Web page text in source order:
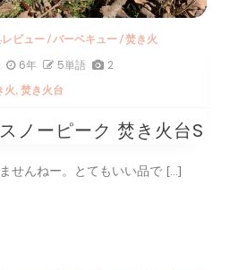
ビュー/バーベキュー/焚き火
6年 5単語 2
火, 焚き火台
ノーピーク 焚き火台S
せんねー。とてもいい品で […]